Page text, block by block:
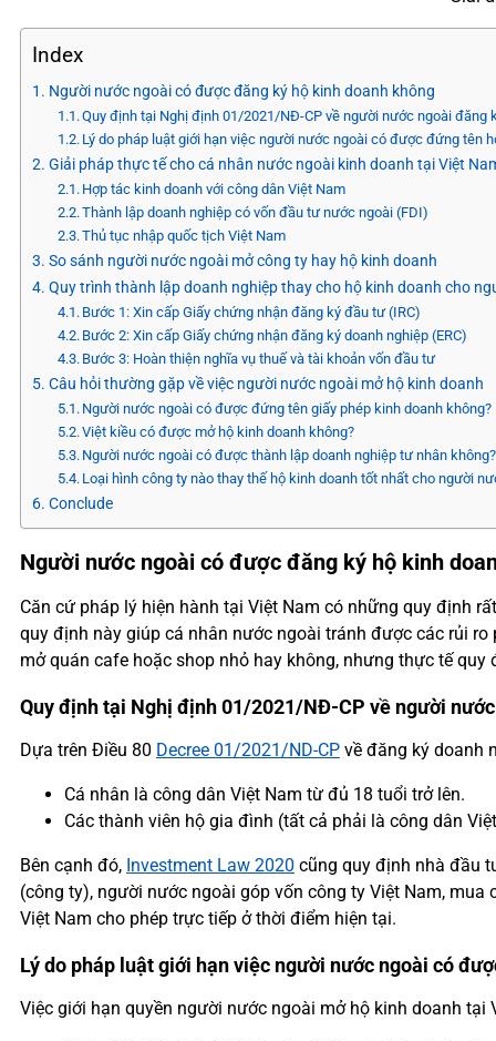
Index
Người nước ngoài có được đăng ký hộ kinh doanh không
Quy định tại Nghị định 01/2021/NĐ-CP về người nước ngoài đăng
Lý do pháp luật giới hạn việc người nước ngoài có được đứng tên
Giải pháp thực tế cho cá nhân nước ngoài kinh doanh tại Việt
Hợp tác kinh doanh với công dân Việt Nam
Thành lập doanh nghiệp có vốn đầu tư nước ngoài (FDI)
Thủ tục nhập quốc tịch Việt Nam
So sánh người nước ngoài mở công ty hay hộ kinh doanh
Quy trình thành lập doanh nghiệp thay cho hộ kinh doanh cho
Bước 1: Xin cấp Giấy chứng nhận đăng ký đầu tư (IRC)
Bước 2: Xin cấp Giấy chứng nhận đăng ký doanh nghiệp (ERC)
Bước 3: Hoàn thiện nghĩa vụ thuế và tài khoản vốn đầu tư
Câu hỏi thường gặp về việc người nước ngoài mở hộ kinh doanh
Người nước ngoài có được đứng tên giấy phép kinh doanh không?
Việt kiều có được mở hộ kinh doanh không?
Người nước ngoài có được thành lập doanh nghiệp tư nhân không?
Loại hình công ty nào thay thế hộ kinh doanh tốt nhất cho người
Conclude
Người nước ngoài có được đăng ký hộ kinh
Căn cứ pháp lý hiện hành tại Việt Nam có những quy định
quy định này giúp cá nhân nước ngoài tránh được các rủi
mở quán cafe hoặc shop nhỏ hay không, nhưng thực tế quy
Quy định tại Nghị định 01/2021/NĐ-CP về người
Dựa trên Điều 80 Decree 01/2021/ND-CP về đăng ký doanh
Cá nhân là công dân Việt Nam từ đủ 18 tuổi trở lên.
Các thành viên hộ gia đình (tất cả phải là công dân
Bên cạnh đó, Investment Law 2020 cũng quy định nhà đầu
(công ty), người nước ngoài góp vốn công ty Việt Nam,
Việt Nam cho phép trực tiếp ở thời điểm hiện tại.
Lý do pháp luật giới hạn việc người nước ngoài có
Việc giới hạn quyền người nước ngoài mở hộ kinh doanh